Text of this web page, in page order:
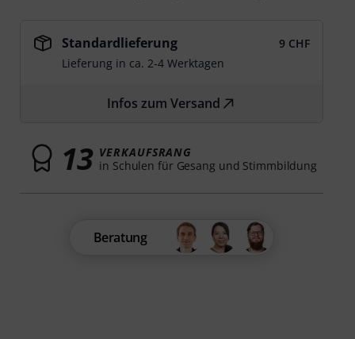
Standardlieferung
9 CHF
Lieferung in ca. 2-4 Werktagen
Infos zum Versand
13 VERKAUFSRANG
in Schulen für Gesang und Stimmbildung
Beratung